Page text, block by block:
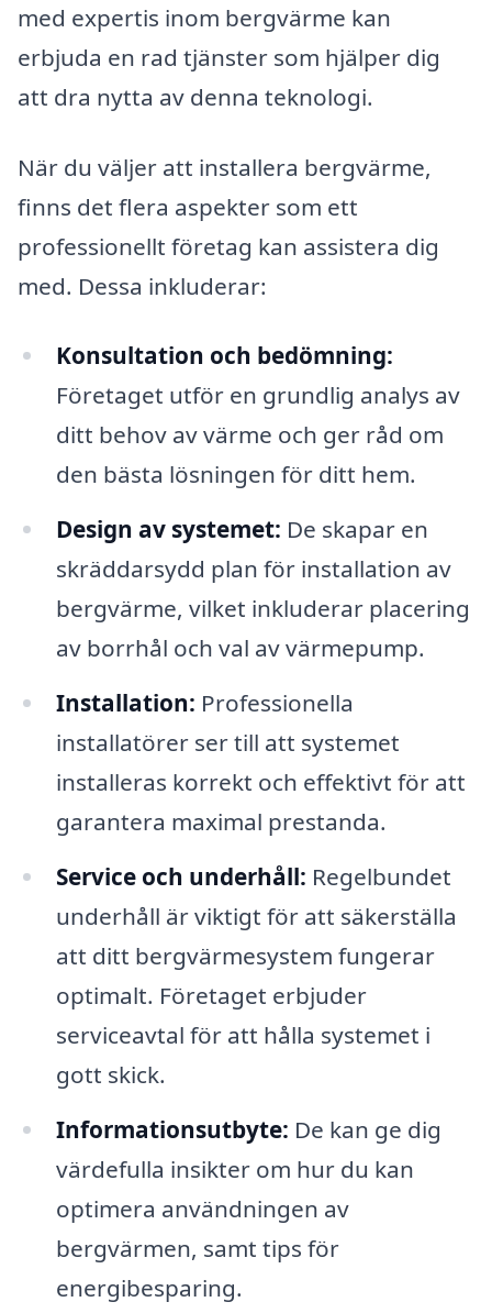
med expertis inom bergvärme kan
erbjuda en rad tjänster som hjälper dig
att dra nytta av denna teknologi.
När du väljer att installera bergvärme,
finns det flera aspekter som ett
professionellt företag kan assistera dig
med. Dessa inkluderar:
Konsultation och bedömning:
Företaget utför en grundlig analys av
ditt behov av värme och ger råd om
den bästa lösningen för ditt hem.
Design av systemet: De skapar en
skräddarsydd plan för installation av
bergvärme, vilket inkluderar placering
av borrhål och val av värmepump.
Installation: Professionella
installatörer ser till att systemet
installeras korrekt och effektivt för att
garantera maximal prestanda.
Service och underhåll: Regelbundet
underhåll är viktigt för att säkerställa
att ditt bergvärmesystem fungerar
optimalt. Företaget erbjuder
serviceavtal för att hålla systemet i
gott skick.
Informationsutbyte: De kan ge dig
värdefulla insikter om hur du kan
optimera användningen av
bergvärmen, samt tips för
energibesparing.